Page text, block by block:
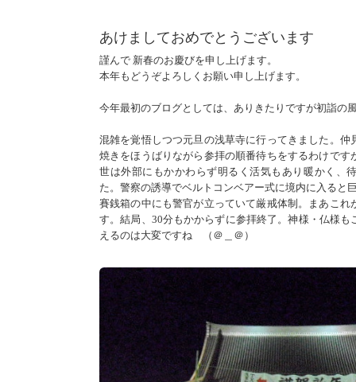
あけましておめでとうございます
謹んで 新春のお慶びを申し上げます。
本年もどうぞよろしくお願い申し上げます。
今年最初のブログとしては、ありきたりですが初詣の
混雑を覚悟しつつ元旦の浅草寺に行ってきました。仲
焼きをほうばりながら参拝の順番待ちをするわけです
世は外部にもかかわらず明るく活気もあり暖かく、
た。警察の誘導でベルトコンベアー式に境内に入ると
賽銭箱の中にも警官が立っていて厳戒体制。まあこれ
す。結局、30分もかからずに参拝終了。神様・仏様も
えるのは大変ですね （＠＿＠）